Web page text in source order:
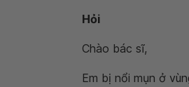
Hỏi
Chào bác sĩ,
Em bị nổi mụn ở